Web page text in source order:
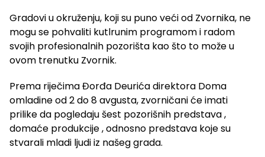
Gradovi u okruženju, koji su puno veći od Zvornika, ne
mogu se pohvaliti kutlrunim programom i radom
svojih profesionalnih pozorišta kao što to može u
ovom trenutku Zvornik.
Prema riječima Đorđa Deurića direktora Doma
omladine od 2 do 8 avgusta, zvorničani će imati
prilike da pogledaju šest pozorišnih predstava ,
domaće produkcije , odnosno predstava koje su
stvarali mladi ljudi iz našeg grada.